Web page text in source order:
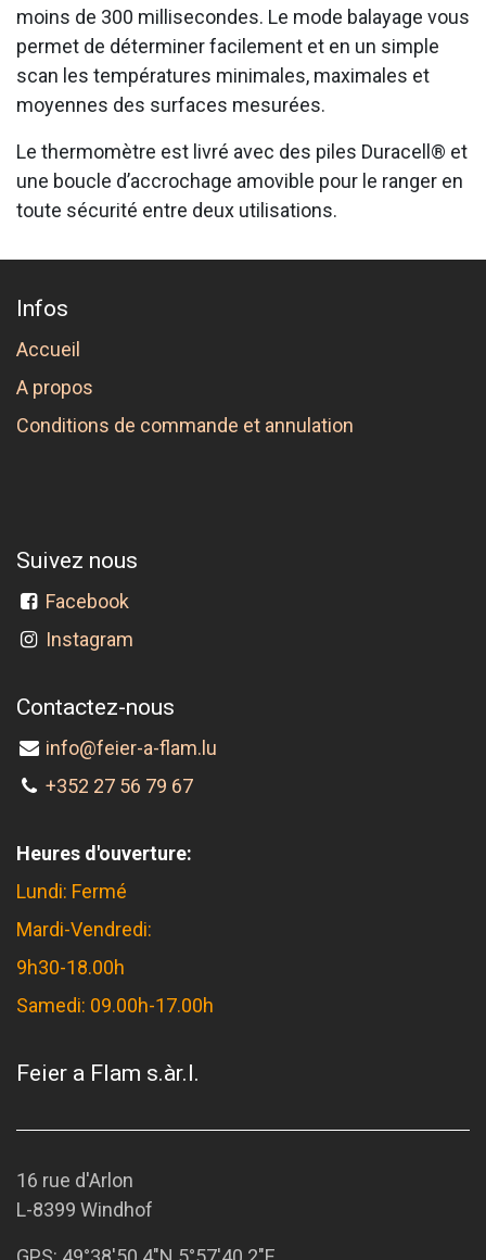
moins de 300 millisecondes. Le mode balayage vous
permet de déterminer facilement et en un simple
scan les températures minimales, maximales et
moyennes des surfaces mesurées.
Le thermomètre est livré avec des piles Duracell® et
une boucle d’accrochage amovible pour le ranger en
toute sécurité entre deux utilisations.
Infos
Accueil
A propos
Conditions de commande et annulation
Suivez nous
Facebook
Instagram
Contactez-nous
info@feier-a-flam.lu
+352 27 56 79 67
Heures d'ouverture:
Lundi: Fermé
Mardi-Vendredi:
9h30-18.00h
Samedi: 09.00h-17.00h
Feier a Flam s.àr.l.
16 rue d'Arlon
L-8399 Windhof